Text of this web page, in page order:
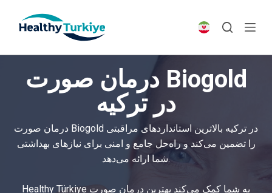
p
n
درمان صورت Biogold
در ترکیه
درمان صورت Biogold در ترکیه بالاترین استانداردهای مراقبتی
را تضمین می‌کند و راه‌حل جامع و امنی برای نیازهای بهداشتی
شما ارائه می‌دهد.
Healthy Türkiye به شما کمک می‌کند بهترین درمان صورت